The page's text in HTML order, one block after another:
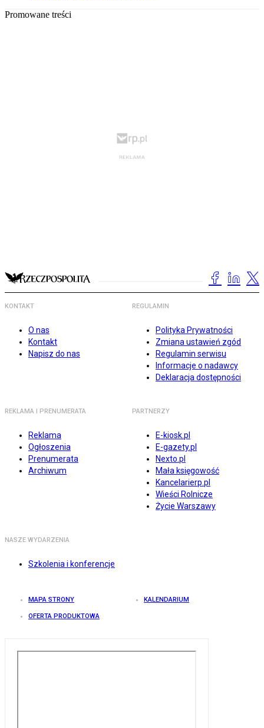
Promowane treści
KONTAKT
O nas
Kontakt
Napisz do nas
REGULAMIN
Polityka Prywatności
Zmiana ustawień zgód
Regulamin serwisu
Informacje o nadawcy
Deklaracja dostępności
REKLAMA I PRENUMERATA
Reklama
Ogłoszenia
Prenumerata
Archiwum
PARTNERZY
E-kiosk.pl
E-gazety.pl
Nexto.pl
Mała księgowość
Kancelarierp.pl
Wieści Rolnicze
Życie Warszawy
NASZE WYDARZENIA
Szkolenia i konferencje
MAPA STRONY KALENDARIUM
OFERTA PRODUKTOWA